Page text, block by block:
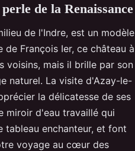
de la Renaissance
de l'Indre, est un modèle
de François Ier, ce château à
voisins, mais il brille par son
naturel. La visite d'Azay-le-
la délicatesse de ses
miroir d'eau travaillé qui
tableau enchanteur, et font
voyage au cœur des